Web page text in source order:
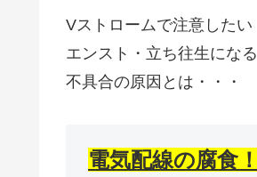
Vストロームで注意したい
エンスト・立ち往生になる
不具合の原因とは・・・
電気配線の腐食！